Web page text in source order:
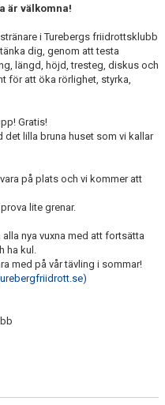
är välkomna!
i Turebergs friidrottsklubb
dig, genom att testa
längd, höjd, tresteg, diskus och
för att öka rörlighet, styrka,
Gratis!
det lilla bruna huset som vi kallar
på plats och vi kommer att
lite grenar.
nya vuxna med att fortsätta
ha kul.
med på vår tävling i sommar!